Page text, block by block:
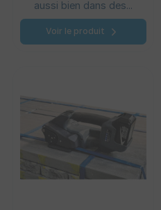
aussi bien dans des...
Voir le produit